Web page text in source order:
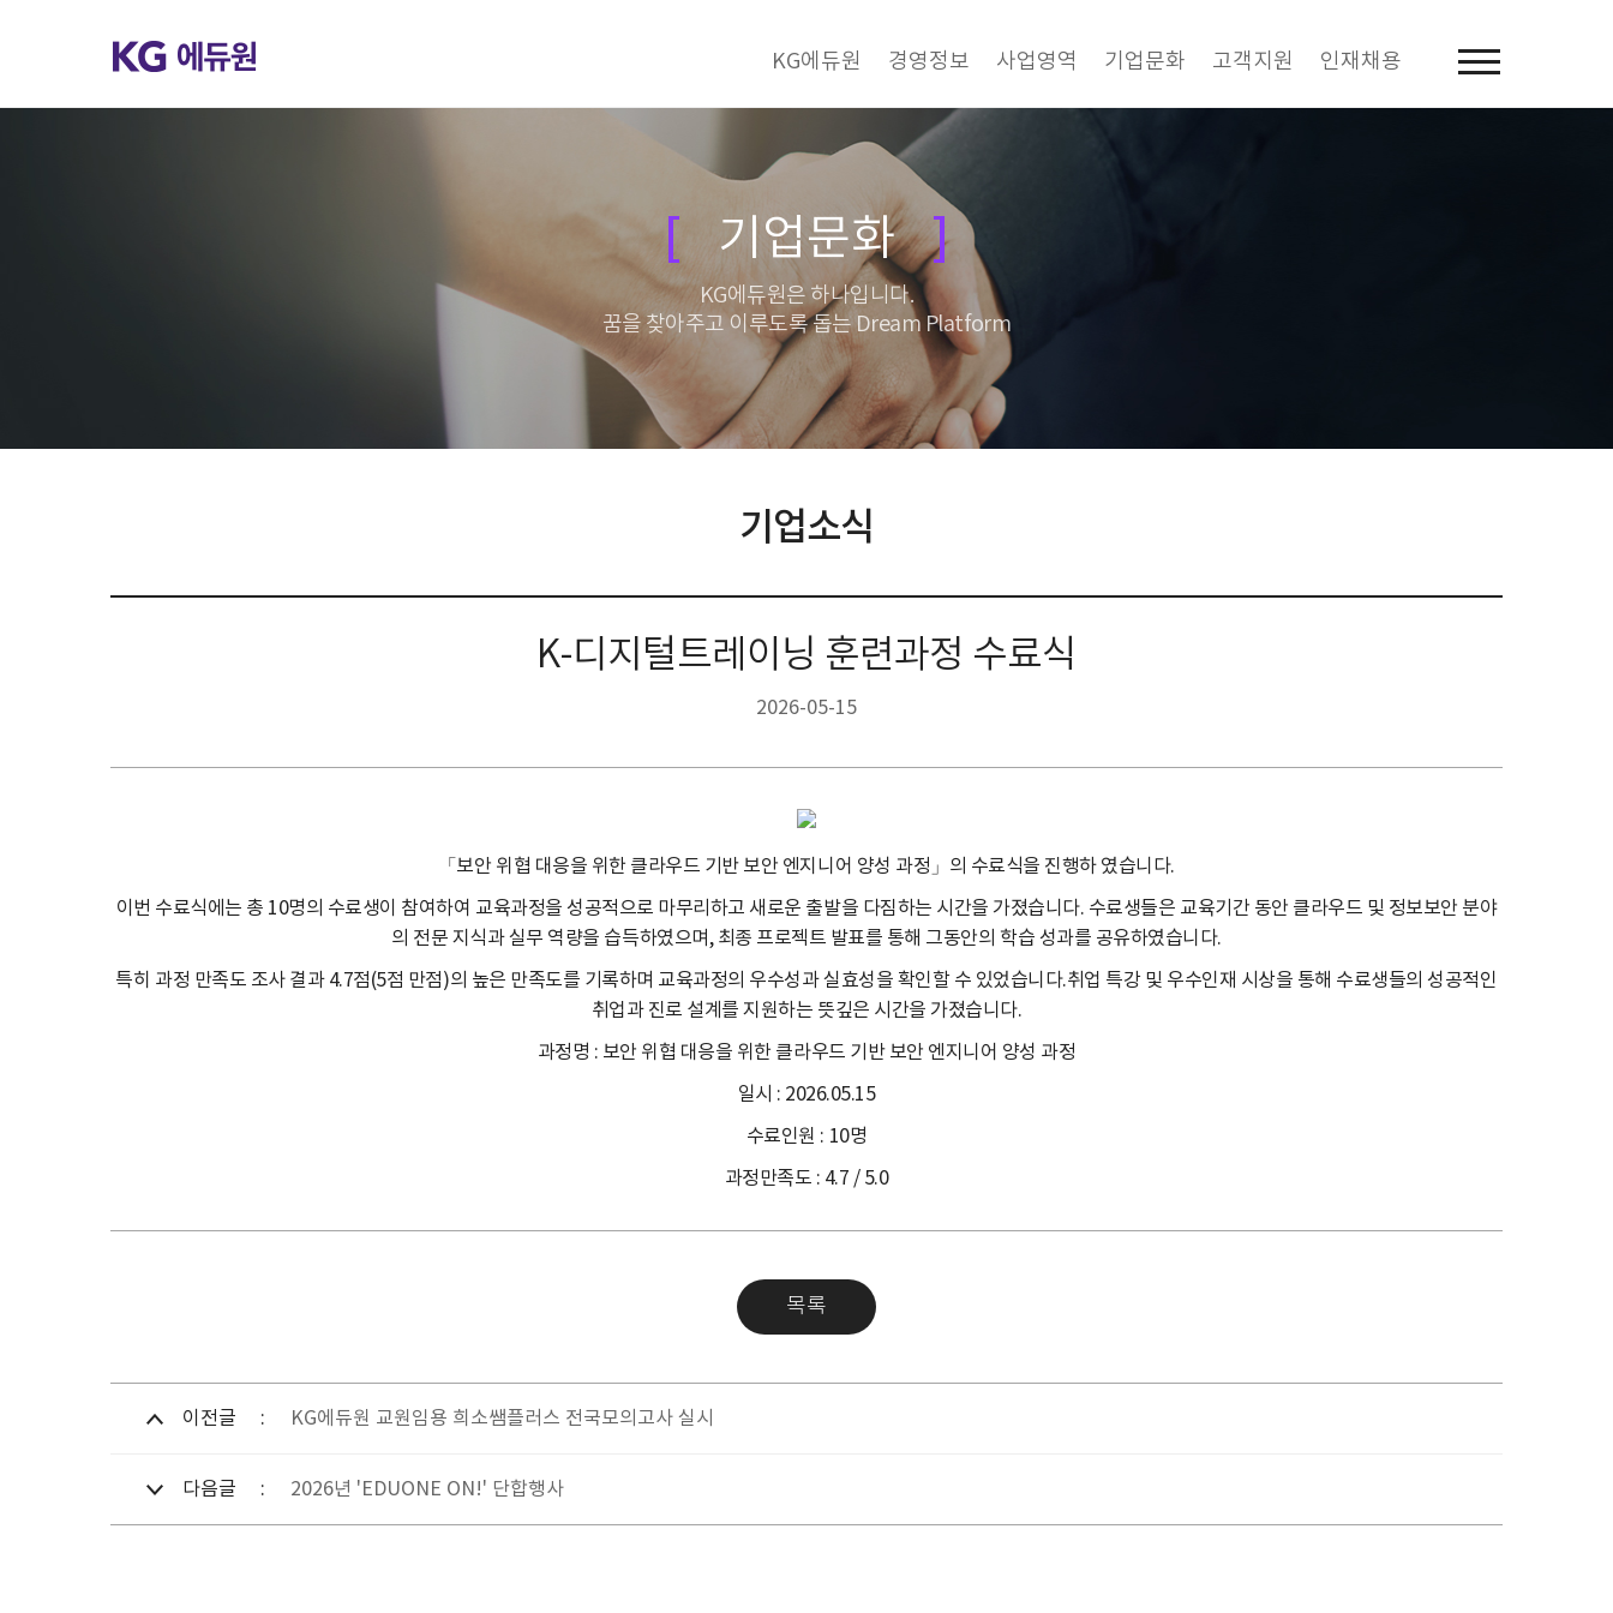
KG에듀원 경영정보 사업영역 기업문화 고객지원 인재채용
기업문화
KG에듀원은 하나입니다.
꿈을 찾아주고 이루도록 돕는 Dream Platform
기업소식
K-디지털트레이닝 훈련과정 수료식
2026-05-15
「보안 위협 대응을 위한 클라우드 기반 보안 엔지니어 양성 과정」의 수료식을 진행하 였습니다.
이번 수료식에는 총 10명의 수료생이 참여하여 교육과정을 성공적으로 마무리하고 새로운 출발을 다짐하는 시간을 가졌습니다. 수료생들은 교육기간 동안 클라우드 및 정보보안 분야
의 전문 지식과 실무 역량을 습득하였으며, 최종 프로젝트 발표를 통해 그동안의 학습 성과를 공유하였습니다.
특히 과정 만족도 조사 결과 4.7점(5점 만점)의 높은 만족도를 기록하며 교육과정의 우수성과 실효성을 확인할 수 있었습니다.취업 특강 및 우수인재 시상을 통해 수료생들의 성공적인
취업과 진로 설계를 지원하는 뜻깊은 시간을 가졌습니다.
과정명 : 보안 위협 대응을 위한 클라우드 기반 보안 엔지니어 양성 과정
일시 : 2026.05.15
수료인원 : 10명
과정만족도 : 4.7 / 5.0
목록
이전글 KG에듀원 교원임용 희소쌤플러스 전국모의고사 실시
다음글 2026년 'EDUONE ON!' 단합행사